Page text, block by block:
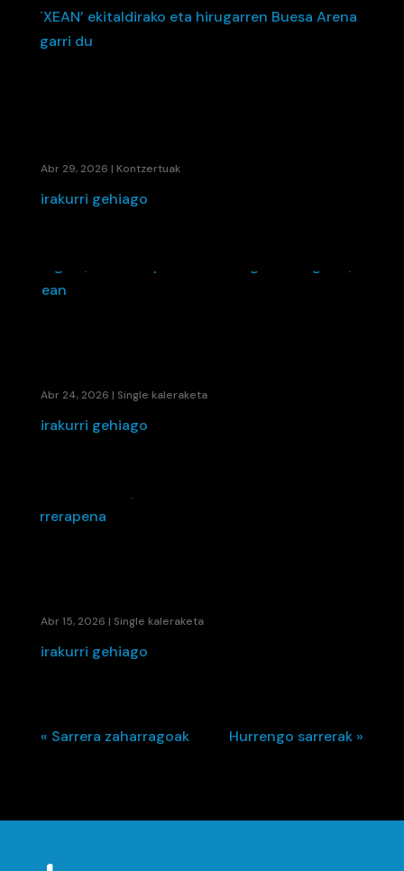
Abr 29, 2026 | Kontzertuak
irakurri gehiago
Abr 24, 2026 | Single kaleraketa
irakurri gehiago
Abr 15, 2026 | Single kaleraketa
irakurri gehiago
« Sarrera zaharragoak Hurrengo sarrerak »